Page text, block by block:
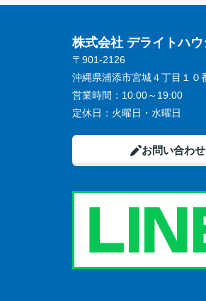
株式会社 デライトハ
〒901-2126
沖縄県浦添市宮城４丁目１０
営業時間： 10:00～19:00
定休日： 火曜日・水曜日
お問い合わせ